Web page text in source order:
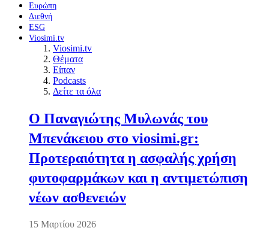
Ευρώπη
Διεθνή
ESG
Viosimi.tv
Viosimi.tv
Θέματα
Είπαν
Podcasts
Δείτε τα όλα
Ο Παναγιώτης Μυλωνάς του
Μπενάκειου στο viosimi.gr:
Προτεραιότητα η ασφαλής χρήση
φυτοφαρμάκων και η αντιμετώπιση
νέων ασθενειών
15 Μαρτίου 2026